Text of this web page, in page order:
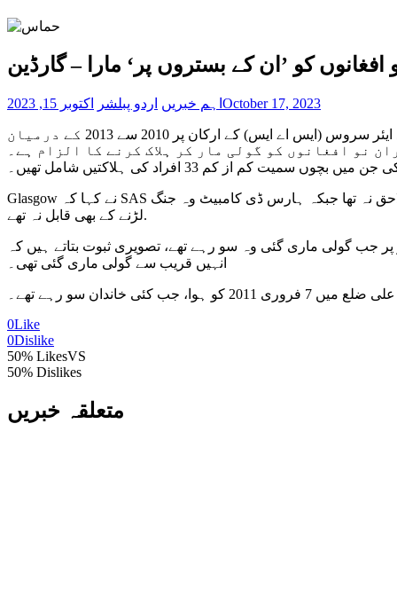
کو ’ان کے بستروں پر‘ مارا – گارڈین
اہم خبریں اردو پبلشر اکتوبر 15, 2023 October 17, 2023
ہلمند میں برطانیہ کی کارروائیوں کے دوران 80 شہریوں کی ہلاکت کی عوامی انکوائری شروع کر دی گئی ہے۔برطانیہ کی اسپیشل ایئر سروس (ایس اے ایس) کے ارکان پر 2010 سے 2013 کے درمیان
نو افغانوں کو گولی مار کر ہلاک کرنے کا الزام ہے۔
کم 33 افراد کی ہلاکتیں شامل تھیں۔
Glasgow نے کہا کہ SAS نے “لڑائی کی عمر کے افغان مردوں کو ایسے حالات میں پھانسی دینے کی پالیسی اپنائی جہاں انہیں فوری طور پر ان سے کوئی خطرہ لاحق نہ تھا جبکہ ہارس ڈی کامبیٹ وہ جنگ
لڑنے کے بھی قابل نہ تھے.
جب گولی ماری گئی وہ سو رہے تھے، تصویری ثبوت بتاتے ہیں کہ
انہیں قریب سے گولی ماری گئی تھی۔
خاندان سو رہے تھے۔
0Like
0Dislike
50% LikesVS
50% Dislikes
متعلقہ خبریں